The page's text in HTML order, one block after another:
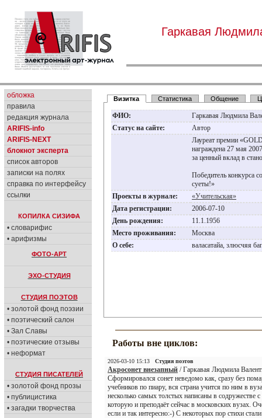
Гаркавая
обложка
правила
редакция журнала
ARIFIS-info
ARIFIS-NEXT
блокнот эксперта
список авторов
записки на полях
справка по интерфейсу
ссылки
КОПИЛКА СИЗИФА
• словарифис
• арифизмы
ФОТО-АРТ
ЭХО-СТУДИЯ
СТУДИЯ ПОЭТОВ
• золотой фонд поэзии
• поэтический салон
• Зал Славы
• поэтические отзывы
• неформат
СТУДИЯ ПИСАТЕЛЕЙ
• золотой фонд прозы
• публицистика
• загадки творчества
Визитка Статистика Общение
ФИО:
Гаркавая Людмила
Статус на сайте:
Автор
Лауреат премии
награждена 27 мая
за ценный вклад в
Победитель конкурса
суеты!»
Проекты в журнале:
«Учительская»
Дата регистрации:
2006-07-10
День рождения:
11.1.1956
Место проживания:
Москва
О себе:
валасатайа, злюсчяя
Работы вне циклов:
2026-03-10 15:13 Студия поэтов
Акросонет внезапный / Гаркавая Людмила
Сформировался сонет неведомо как, сразу без
учебников по пиару, вся страна учится по ним в
несколько самых толстых написаны в
которую и преподаёт сейчас в московских вузах.
если и так интересно:-) С некоторых пор стихи